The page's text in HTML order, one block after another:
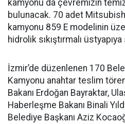
kamyonu da çevremizin
bulunacak. 70 adet
kamyonu 859 E modelinin
hidrolik sıkıştırmalı
İzmir’de düzenlenen 170
Kamyonu anahtar teslim
Bakanı Erdoğan Bayraktar,
Haberleşme Bakanı Binali
Belediye Başkanı Aziz